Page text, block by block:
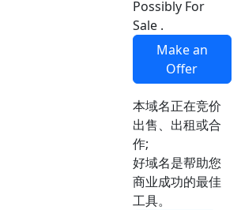
Possibly For
Sale .
Make an
Offer
本域名正在竞价
出售、出租或合
作;
好域名是帮助您
商业成功的最佳
工具。